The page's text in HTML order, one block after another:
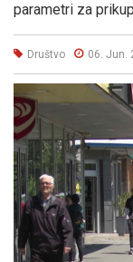
parametri za
Društvo 06. Jun.